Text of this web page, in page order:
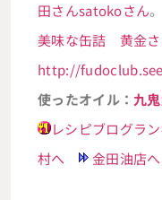
田さんsatokoさん。
美味な缶詰 黄金さ
http://
使ったオイル： 九
レシピブログラ
村へ
金田油店へ